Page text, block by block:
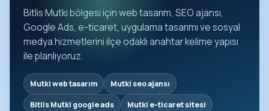
Bitlis Mutki bölgesi için web tasarım, SEO ajansı,
Google Ads, e-ticaret, uygulama tasarımı ve sosyal
medya hizmetlerini ilçe odaklı anahtar kelime yapısı
ile planlıyoruz.
Mutki web tasarım Mutki seo ajansı
Bitlis Mutki google ads Mutki e-ticaret sitesi